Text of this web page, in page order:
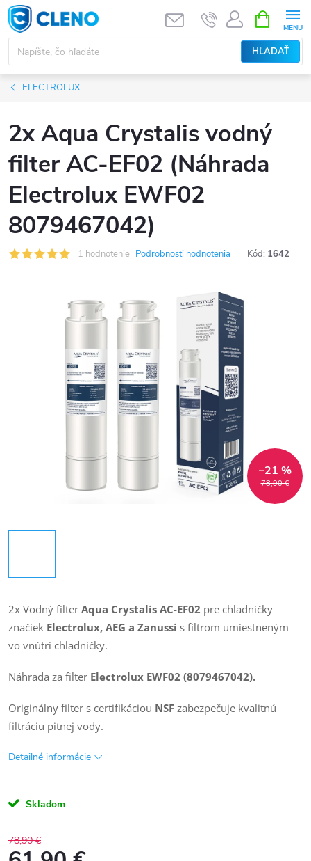
Prejsť
na
obsah
HĽADAŤ
KOŠÍK
ELECTROLUX
2x Aqua Crystalis vodný
filter AC-EF02 (Náhrada
Electrolux EWF02
8079467042)
1 hodnotenie Podrobnosti hodnotenia Kód: 1642
78,90 €
–21 %
2x Vodný filter Aqua Crystalis AC-EF02 pre chladničky
značiek Electrolux, AEG a Zanussi s filtrom umiestneným
vo vnútri chladničky.
Náhrada za filter Electrolux EWF02 (8079467042).
Originálny filter s certifikáciou NSF zabezpečuje kvalitnú
filtráciu pitnej vody.
Detailné informácie
Skladom
78,90 €